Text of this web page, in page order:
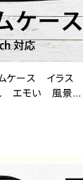
ケース イラス
エモい 風景
イッチケース
気 イラストレ
オリジナル デ